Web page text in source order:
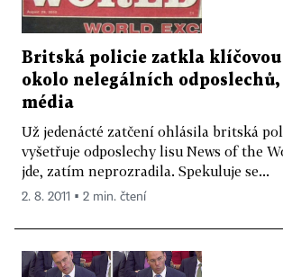
Britská policie zatkla klíčovou
okolo nelegálních
média
Už jedenácté zatčení ohlásila britská
vyšetřuje odposlechy lisu News of the
jde, zatím neprozradila. Spekuluje se...
2. 8. 2011 ▪ 2 min. čtení